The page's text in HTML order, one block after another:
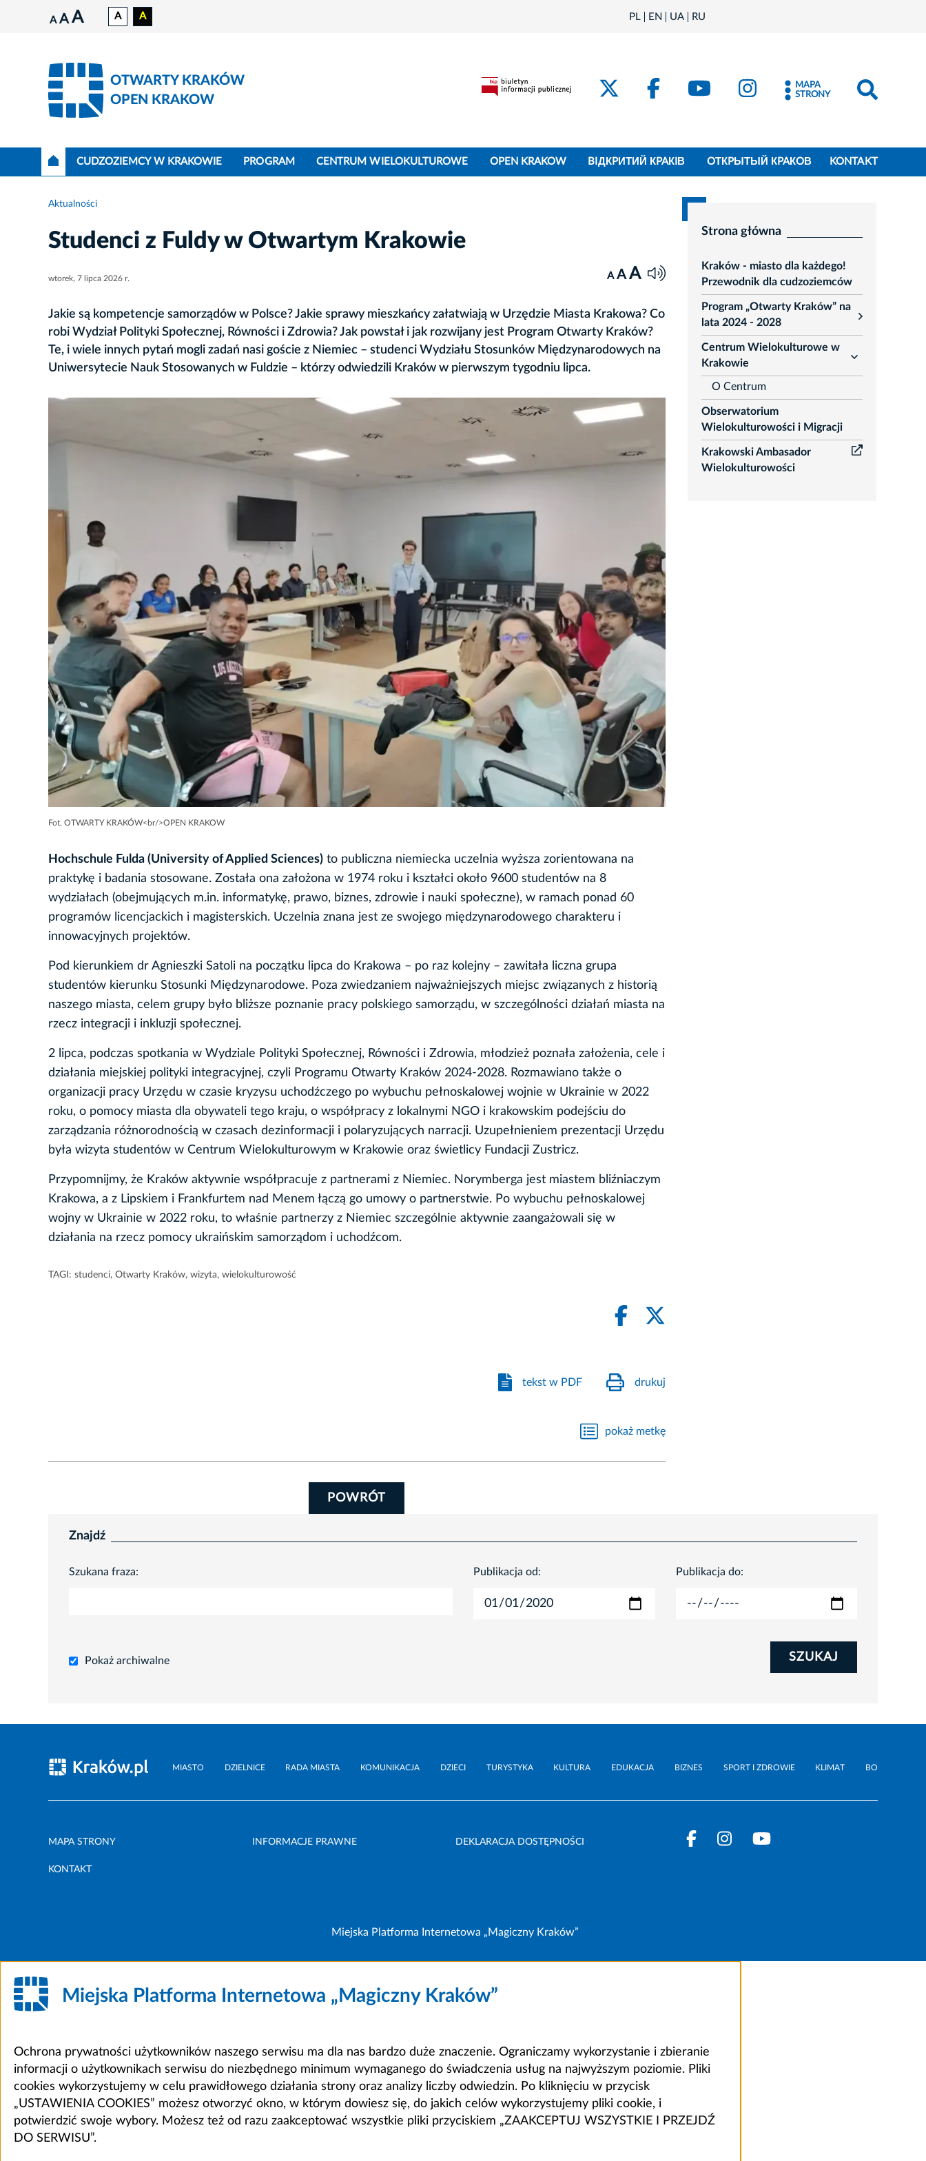
A A A A A PL EN UA RU
OTWARTY KRAKÓW
OPEN KRAKOW
MAPA
STRONY
CUDZOZIEMCY W KRAKOWIE PROGRAM CENTRUM WIELOKULTUROWE OPEN KRAKOW BIДКPИТИЙ КPAКIВ OТКPЫТЫЙ КPAКOВ KONTAKT
Aktualności
Studenci z Fuldy w Otwartym Krakowie
wtorek, 7 lipca 2026 r. A A A
Jakie są kompetencje samorządów w Polsce? Jakie sprawy mieszkańcy załatwiają w Urzędzie Miasta Krakowa? Co
robi Wydział Polityki Społecznej, Równości i Zdrowia? Jak powstał i jak rozwijany jest Program Otwarty Kraków?
Te, i wiele innych pytań mogli zadań nasi goście z Niemiec – studenci Wydziału Stosunków Międzynarodowych na
Uniwersytecie Nauk Stosowanych w Fuldzie – którzy odwiedzili Kraków w pierwszym tygodniu lipca.
Fot. OTWARTY KRAKÓW<br/>OPEN KRAKOW
Hochschule Fulda (University of Applied Sciences) to publiczna niemiecka uczelnia wyższa zorientowana na
praktykę i badania stosowane. Została ona założona w 1974 roku i kształci około 9600 studentów na 8
wydziałach (obejmujących m.in. informatykę, prawo, biznes, zdrowie i nauki społeczne), w ramach ponad 60
programów licencjackich i magisterskich. Uczelnia znana jest ze swojego międzynarodowego charakteru i
innowacyjnych projektów.
Pod kierunkiem dr Agnieszki Satoli na początku lipca do Krakowa – po raz kolejny – zawitała liczna grupa
studentów kierunku Stosunki Międzynarodowe. Poza zwiedzaniem najważniejszych miejsc związanych z historią
naszego miasta, celem grupy było bliższe poznanie pracy polskiego samorządu, w szczególności działań miasta na
rzecz integracji i inkluzji społecznej.
2 lipca, podczas spotkania w Wydziale Polityki Społecznej, Równości i Zdrowia, młodzież poznała założenia, cele i
działania miejskiej polityki integracyjnej, czyli Programu Otwarty Kraków 2024-2028. Rozmawiano także o
organizacji pracy Urzędu w czasie kryzysu uchodźczego po wybuchu pełnoskalowej wojnie w Ukrainie w 2022
roku, o pomocy miasta dla obywateli tego kraju, o współpracy z lokalnymi NGO i krakowskim podejściu do
zarządzania różnorodnością w czasach dezinformacji i polaryzujących narracji. Uzupełnieniem prezentacji Urzędu
była wizyta studentów w Centrum Wielokulturowym w Krakowie oraz świetlicy Fundacji Zustricz.
Przypomnijmy, że Kraków aktywnie współpracuje z partnerami z Niemiec. Norymberga jest miastem bliźniaczym
Krakowa, a z Lipskiem i Frankfurtem nad Menem łączą go umowy o partnerstwie. Po wybuchu pełnoskalowej
wojny w Ukrainie w 2022 roku, to właśnie partnerzy z Niemiec szczególnie aktywnie zaangażowali się w
działania na rzecz pomocy ukraińskim samorządom i uchodźcom.
TAGI: studenci, Otwarty Kraków, wizyta, wielokulturowość
tekst w PDF drukuj
pokaż metkę
POWRÓT
Strona główna
Kraków - miasto dla każdego!
Przewodnik dla cudzoziemców
Program „Otwarty Kraków” na
lata 2024 - 2028
rozwiń
Centrum Wielokulturowe w
Krakowie
rozwiń
O Centrum
Obserwatorium
Wielokulturowości i Migracji
Krakowski Ambasador
Wielokulturowości
Znajdź
Szukana fraza: Publikacja od: Publikacja do:
Pokaż archiwalne SZUKAJ
MIASTO DZIELNICE RADA MIASTA KOMUNIKACJA DZIECI TURYSTYKA KULTURA EDUKACJA BIZNES SPORT I ZDROWIE KLIMAT BO
MAPA STRONY INFORMACJE PRAWNE DEKLARACJA DOSTĘPNOŚCI
KONTAKT
Miejska Platforma Internetowa „Magiczny Kraków”
Miejska Platforma Internetowa „Magiczny Kraków”
Ochrona prywatności użytkowników naszego serwisu ma dla nas bardzo duże znaczenie. Ograniczamy wykorzystanie i zbieranie
informacji o użytkownikach serwisu do niezbędnego minimum wymaganego do świadczenia usług na najwyższym poziomie. Pliki
cookies wykorzystujemy w celu prawidłowego działania strony oraz analizy liczby odwiedzin. Po kliknięciu w przycisk
„USTAWIENIA COOKIES” możesz otworzyć okno, w którym dowiesz się, do jakich celów wykorzystujemy pliki cookie, i
potwierdzić swoje wybory. Możesz też od razu zaakceptować wszystkie pliki przyciskiem „ZAAKCEPTUJ WSZYSTKIE I PRZEJDŹ
DO SERWISU”.